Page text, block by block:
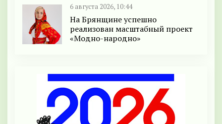
6 августа 2026, 10:44
На Брянщине успешно
реализован масштабный проект
«Модно-народно»